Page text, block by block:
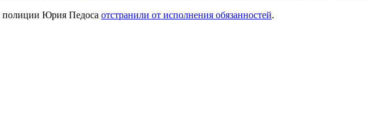
полиции Юрия Педоса отстранили от исполнения обязанностей.